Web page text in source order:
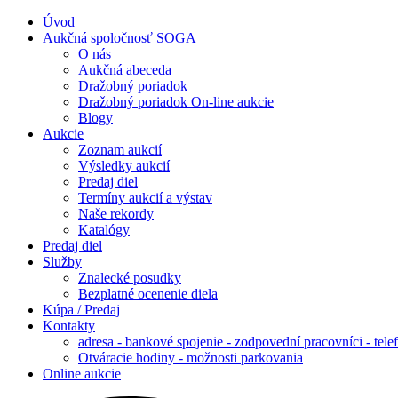
Úvod
Aukčná spoločnosť SOGA
O nás
Aukčná abeceda
Dražobný poriadok
Dražobný poriadok On-line aukcie
Blogy
Aukcie
Zoznam aukcií
Výsledky aukcií
Predaj diel
Termíny aukcií a výstav
Naše rekordy
Katalógy
Predaj diel
Služby
Znalecké posudky
Bezplatné ocenenie diela
Kúpa / Predaj
Kontakty
adresa - bankové spojenie - zodpovední pracovníci -
Otváracie hodiny - možnosti parkovania
Online aukcie